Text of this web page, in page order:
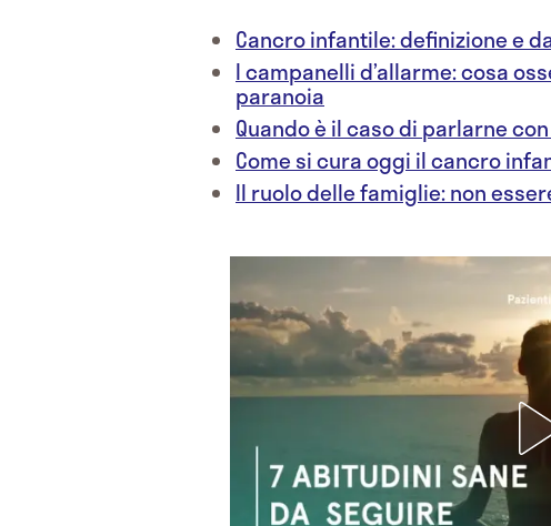
Cancro infantile: definizione e
I campanelli d’allarme: cosa
paranoia
Quando è il caso di parlarne
Come si cura oggi il cancro
Il ruolo delle famiglie: non